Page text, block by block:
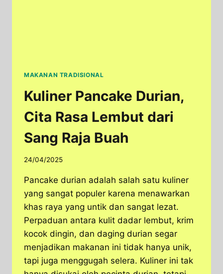
MAKANAN TRADISIONAL
Kuliner Pancake Durian,
Cita Rasa Lembut dari
Sang Raja Buah
24/04/2025
Pancake durian adalah salah satu kuliner
yang sangat populer karena menawarkan
khas raya yang untik dan sangat lezat.
Perpaduan antara kulit dadar lembut, krim
kocok dingin, dan daging durian segar
menjadikan makanan ini tidak hanya unik,
tapi juga menggugah selera. Kuliner ini tak